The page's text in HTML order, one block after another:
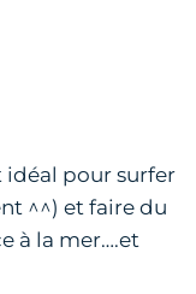
idéal pour surfer
^^) et faire du
à la mer….et